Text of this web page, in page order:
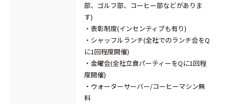
部、ゴルフ部、コーヒー部などがありま
す)
・表彰制度(インセンティブも有り)
・シャッフルランチ(全社でのランチ会をQ
に1回程度開催)
・金曜会(全社立食パーティーをQに1回程
度開催)
・ウォーターサーバー/コーヒーマシン無
料